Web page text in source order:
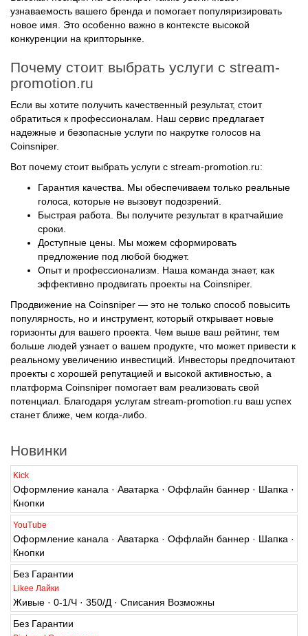
новое имя. Это особенно важно в контексте высокой
конкуренции на крипторынке.
promotion.ru
обратиться к профессионалам. Наш сервис предлагает
надежные и безопасные услуги по накрутке голосов на
Coinsniper.
голоса, которые не вызовут подозрений.
Быстрая работа. Вы получите результат в кратчайшие
сроки.
Доступные цены. Мы можем сформировать
предложение под любой бюджет.
Опыт и профессионализм. Наша команда знает, как
эффективно продвигать проекты на Coinsniper.
популярность, но и инструмент, который открывает новые
горизонты для вашего проекта. Чем выше ваш рейтинг, тем
больше людей узнает о вашем продукте, что может привести к
реальному увеличению инвестиций. Инвесторы предпочитают
проекты с хорошей репутацией и высокой активностью, а
платформа Coinsniper помогает вам реализовать свой
потенциал. Благодаря услугам stream-promotion.ru ваш успех
станет ближе, чем когда-либо.
Kick
Оформление канала · Аватарка · Оффлайн баннер · Шапка ·
Кнопки
YouTube
Оформление канала · Аватарка · Оффлайн баннер · Шапка ·
Кнопки
Без Гарантии
Likee Лайки
Живые · 0-1/Ч · 350/Д · Списания Возможны
Без Гарантии
Pinterest Сохранения